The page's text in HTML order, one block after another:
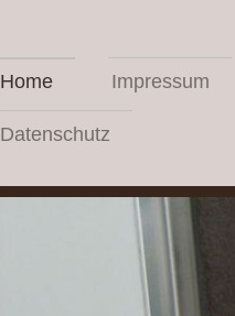
Home Impressum
Datenschutz